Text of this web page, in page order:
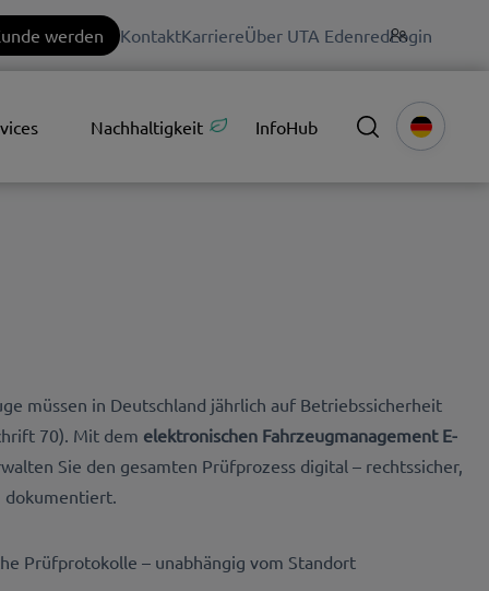
werden KontaktKarriereÜber UTA EdenredLogin
Nachhaltigkeit InfoHub
müssen in Deutschland jährlich auf Betriebssicherheit
70). Mit dem elektronischen Fahrzeugmanagement E-
Sie den gesamten Prüfprozess digital – rechtssicher,
dokumentiert.
Prüfprotokolle – unabhängig vom Standort